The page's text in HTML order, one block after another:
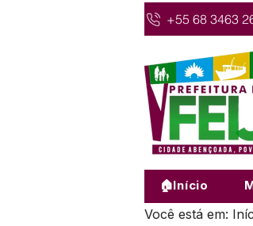
+55 68 3463
🏠Início
Você está em: